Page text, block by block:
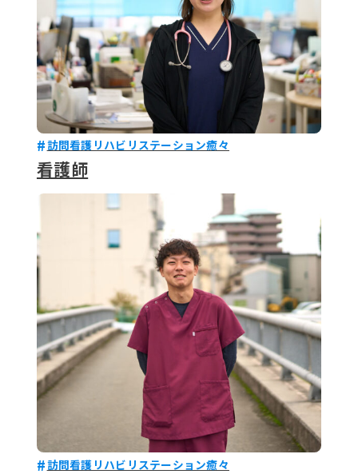
訪問看護リハビリステーション癒々
看護師
訪問看護リハビリステーション癒々